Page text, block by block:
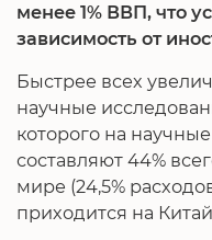
менее 1% ВВП, что
зависимость от
Быстрее всех
научные
которого на
составляют 44%
мире (24,5%
приходится на